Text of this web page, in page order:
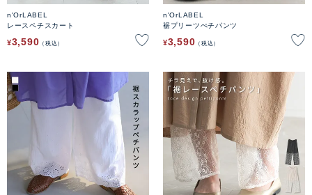
n'OrLABEL
レースペチスカート
¥3,590 税込
n'OrLABEL
裾プリーツぺチパンツ
¥3,590 税込